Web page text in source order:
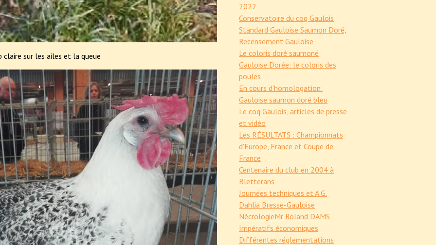
claire sur les ailes et la queue
2022
Conservatoire du coq Gaulois
Standard Gauloise Saumon Doré,
Recensement Gauloise
Le coloris doré saumoné
Gauloise Dorée: le coloris des
poules
En cours d'homologation:
Gauloise saumon doré bleu
Le coq Gaulois, articles de presse
et vidéo
Les RÉSULTATS : Championnats
d'Europe, France et Coupe de
France
Centenaire du club en 2004 à
Bletterans
Journées techniques et A.G.
Dahlia Bresse-Gauloise
NécrologieMr Roland DAMS
Impératifs économiques
Différentes réglementations